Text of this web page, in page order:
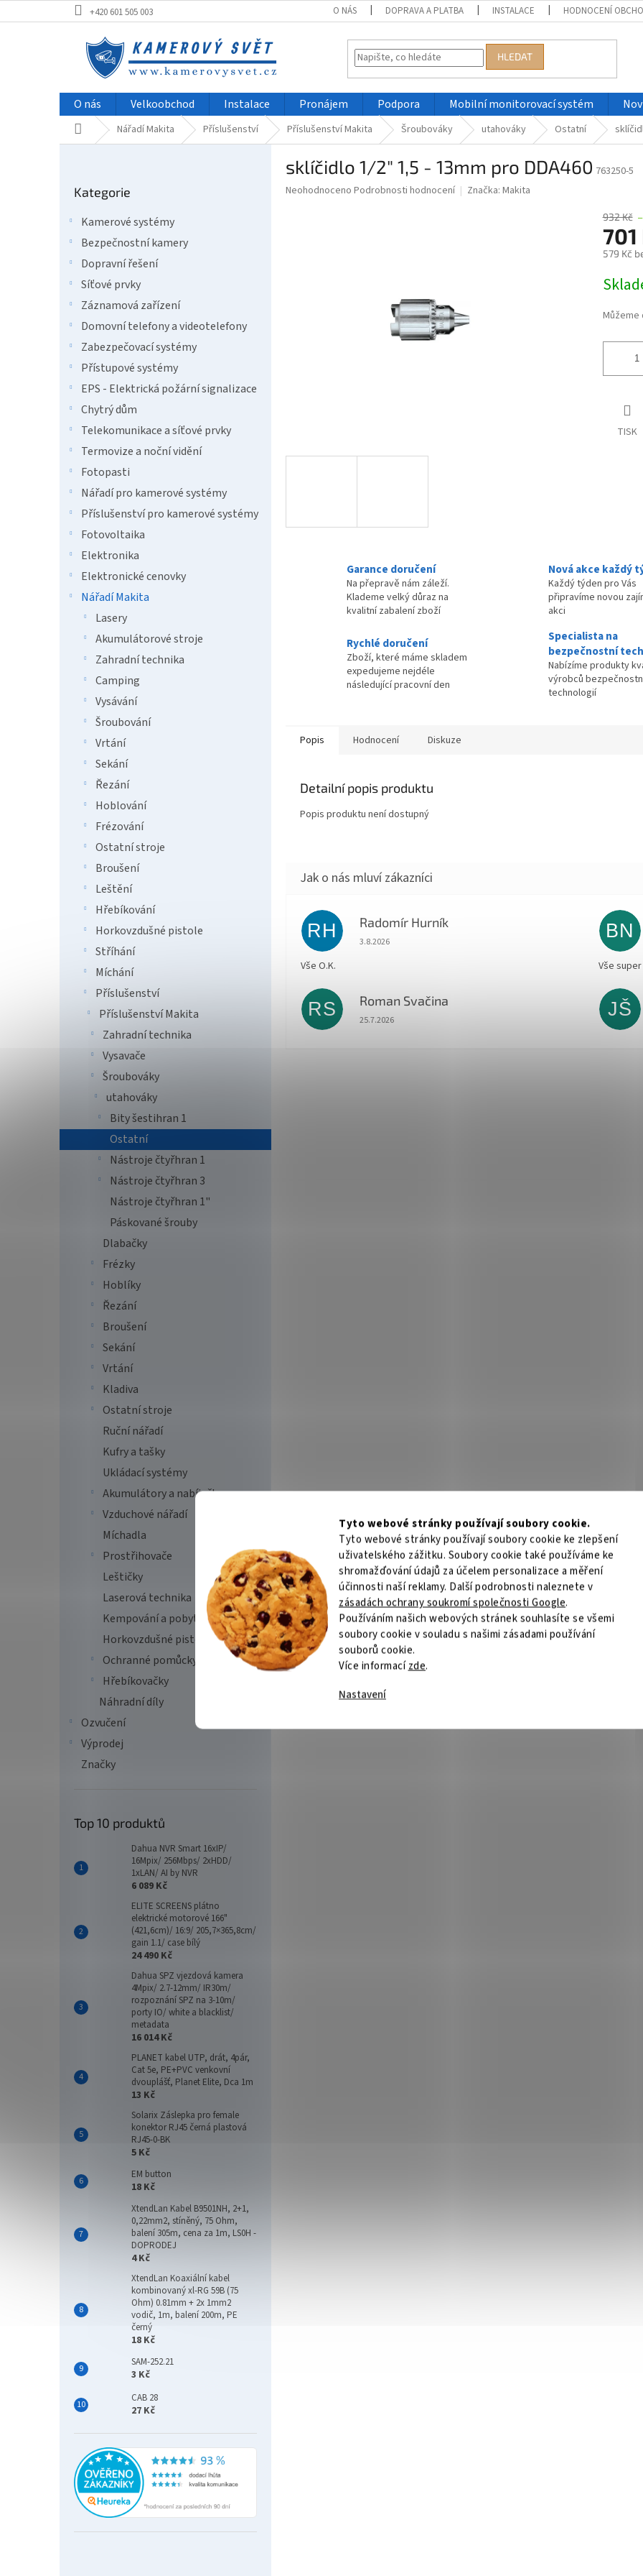
Tyto webové stránky používají soubory cookie.
Tyto webové stránky používají soubory cookie ke zlepšení
uživatelského zážitku. Soubory cookie také používáme ke
shromažďování údajů za účelem personalizace a měření
účinnosti naší reklamy. Další podrobnosti naleznete v
zásadách ochrany soukromí společnosti Google.
Používáním našich webových stránek souhlasíte se všemi
soubory cookie v souladu s našimi zásadami používání
souborů cookie.
Více informacízde.
Nastavení
na
+420 601 505 003 O NÁS DOPRAVA A PLATBA INSTALACE HODNOCENÍ
HLEDAT
O nás Velkoobchod Instalace Pronájem Podpora Mobilní monitorovací systém
Domů Nářadí Makita Příslušenství Příslušenství Makita Šroubováky utahováky Ostatní
kategorie
Kategorie
Kamerové systémy
Bezpečnostní kamery
Dopravní řešení
Síťové prvky
Záznamová zařízení
Domovní telefony a videotelefony
Zabezpečovací systémy
Přístupové systémy
EPS - Elektrická požární signalizace
Chytrý dům
Telekomunikace a síťové prvky
Termovize a noční vidění
Fotopasti
Nářadí pro kamerové systémy
Příslušenství pro kamerové systémy
Fotovoltaika
Elektronika
Elektronické cenovky
Nářadí Makita
Lasery
Akumulátorové stroje
Zahradní technika
Camping
Vysávání
Šroubování
Vrtání
Sekání
Řezání
Hoblování
Frézování
Ostatní stroje
Broušení
Leštění
Hřebíkování
Horkovzdušné pistole
Stříhání
Míchání
Příslušenství
Příslušenství Makita
Zahradní technika
Vysavače
Šroubováky
utahováky
Bity šestihran 1
Ostatní
Nástroje čtyřhran 1
Nástroje čtyřhran 3
Nástroje čtyřhran 1"
Páskované šrouby
Dlabačky
Frézky
Hoblíky
Řezání
Broušení
Sekání
Vrtání
Kladiva
Ostatní stroje
Ruční nářadí
Kufry a tašky
Ukládací systémy
Akumulátory a nabíječky
Vzduchové nářadí
Míchadla
Prostřihovače
Leštičky
Laserová technika
Kempování a pobyt v přírodě
Horkovzdušné pistole
Ochranné pomůcky
Hřebíkovačky
Náhradní díly
Ozvučení
Výprodej
Značky
Top 10 produktů
Dahua NVR Smart 16xIP/
16Mpix/ 256Mbps/ 2xHDD/
1xLAN/ AI by NVR
6 089 Kč
ELITE SCREENS plátno
elektrické motorové 166"
(421,6cm)/ 16:9/ 205,7×365,8cm/
gain 1.1/ case bílý
24 490 Kč
Dahua SPZ vjezdová kamera
4Mpix/ 2.7-12mm/ IR30m/
rozpoznání SPZ na 3-10m/
porty IO/ white a blacklist/
metadata
16 014 Kč
PLANET kabel UTP, drát, 4pár,
Cat 5e, PE+PVC venkovní
dvouplášť, Planet Elite, Dca 1m
13 Kč
Solarix Záslepka pro female
konektor RJ45 černá plastová
RJ45-0-BK
5 Kč
EM button
18 Kč
XtendLan Kabel B9501NH, 2+1,
0,22mm2, stíněný, 75 Ohm,
balení 305m, cena za 1m, LS0H -
DOPRODEJ
4 Kč
XtendLan Koaxiální kabel
kombinovaný xl-RG 59B (75
Ohm) 0.81mm + 2x 1mm2
vodič, 1m, balení 200m, PE
černý
18 Kč
SAM-252.21
3 Kč
CAB 28
27 Kč
sklíčidlo 1/2" 1,5 - 13mm pro DDA460 763250-5
Průměrné
Neohodnoceno Podrobnosti hodnocení Značka: Makita
932 Kč
701
579 Kč
cena:
Můžeme
TISK
Garance doručení
Na přepravě nám záleží.
Klademe velký důraz na
kvalitní zabalení zboží
Nová akce každý
Každý týden pro Vás
připravíme novou
akci
Rychlé doručení
Zboží, které máme skladem
expedujeme nejdéle
následující pracovní den
Specialista na
bezpečnostní
Nabízíme produkty
výrobců
technologií
Popis Hodnocení Diskuze
Detailní popis produktu
Popis produktu není dostupný
RH Radomír Hurník
Hodnocení obchodu je 5 z 5 hvězdiček.
3.8.2026
Vše O.K.
BN
Vše
RS Roman Svačina
Hodnocení obchodu je 5 z 5 hvězdiček.
25.7.2026
JŠ